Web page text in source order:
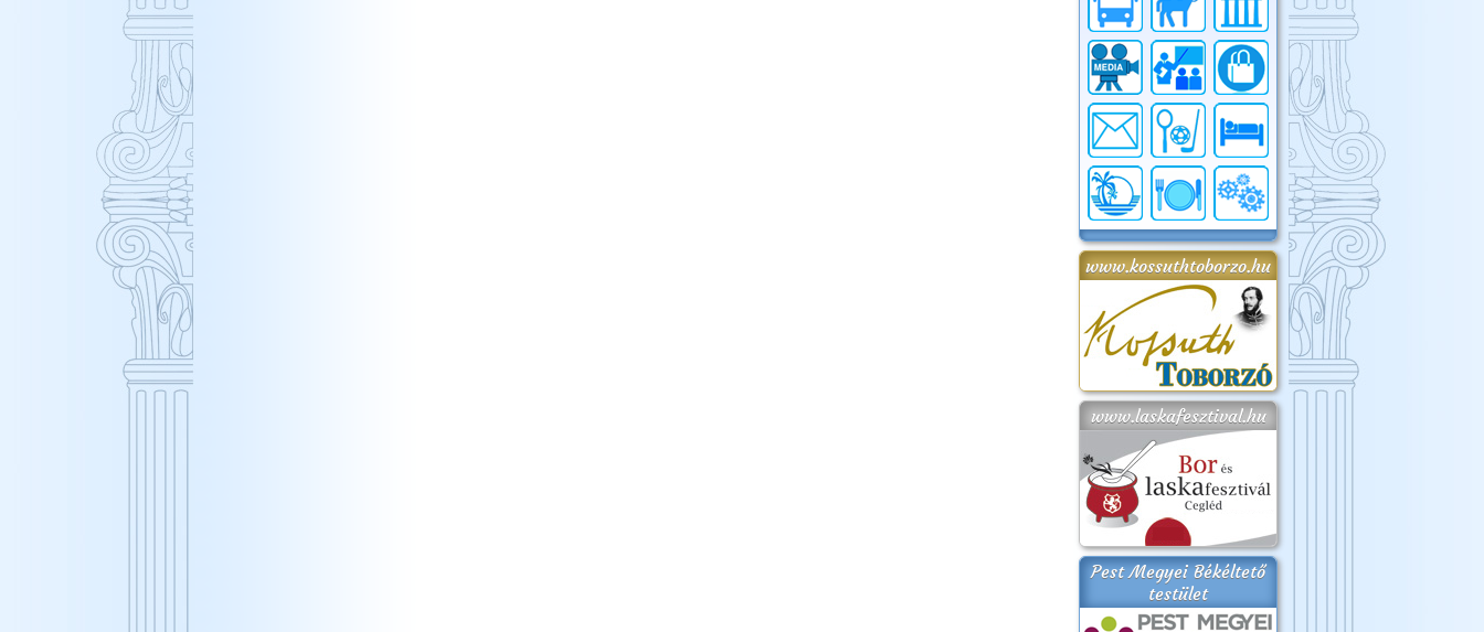
www.kossuthtoborzo.hu
www.laskafesztival.hu
Pest Megyei Békéltető
testület